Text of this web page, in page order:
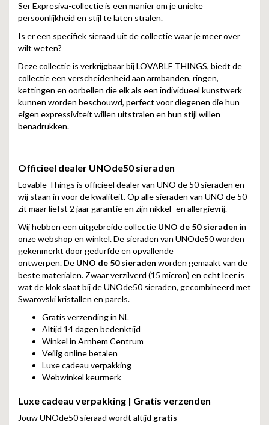
Ser Expresiva-collectie is een manier om je unieke
persoonlijkheid en stijl te laten stralen.
Is er een specifiek sieraad uit de collectie waar je meer over
wilt weten?
Deze collectie is verkrijgbaar bij LOVABLE THINGS, biedt de
collectie een verscheidenheid aan armbanden, ringen,
kettingen en oorbellen die elk als een individueel kunstwerk
kunnen worden beschouwd, perfect voor diegenen die hun
eigen expressiviteit willen uitstralen en hun stijl willen
benadrukken.
Officieel dealer UNOde50 sieraden
Lovable Things is officieel dealer van UNO de 50 sieraden en
wij staan in voor de kwaliteit. Op alle sieraden van UNO de 50
zit maar liefst 2 jaar garantie en zijn nikkel- en allergievrij.
Wij hebben een uitgebreide collectie UNO de 50 sieraden in
onze webshop en winkel. De sieraden van UNOde50 worden
gekenmerkt door gedurfde en opvallende
ontwerpen. De UNO de 50 sieraden worden gemaakt van de
beste materialen. Zwaar verzilverd (15 micron) en echt leer is
wat de klok slaat bij de UNOde50 sieraden, gecombineerd met
Swarovski kristallen en parels.
Gratis verzending in NL
Altijd 14 dagen bedenktijd
Winkel in Arnhem Centrum
Veilig online betalen
Luxe cadeau verpakking
Webwinkel keurmerk
Luxe cadeau verpakking | Gratis verzenden
Jouw UNOde50 sieraad wordt altijd gratis